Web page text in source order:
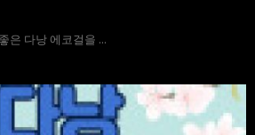
은 다낭 에코걸을 ...